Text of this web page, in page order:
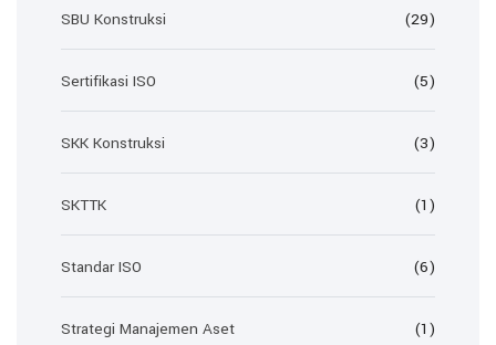
SBU Konstruksi (29)
Sertifikasi ISO (5)
SKK Konstruksi (3)
SKTTK (1)
Standar ISO (6)
Strategi Manajemen Aset (1)